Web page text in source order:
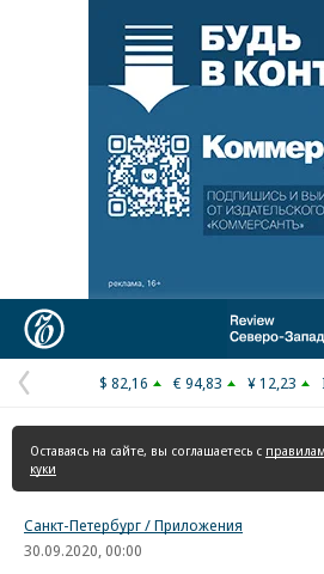
Реклама в «Ъ»
Предыдущая
страница
$ 82,16 € 94,83 ¥ 12,23
Оставаясь на сайте, вы соглашаетесь с
куки
Санкт-Петербург / Приложения
30.09.2020, 00:00